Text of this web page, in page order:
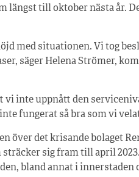
längst till oktober nästa år.
med situationen. Vi tog
säger Helena Strömer,
vi inte uppnått den
fungerat så bra som vi
över det krisande bolaget
sig fram till april
bland annat i innerstaden